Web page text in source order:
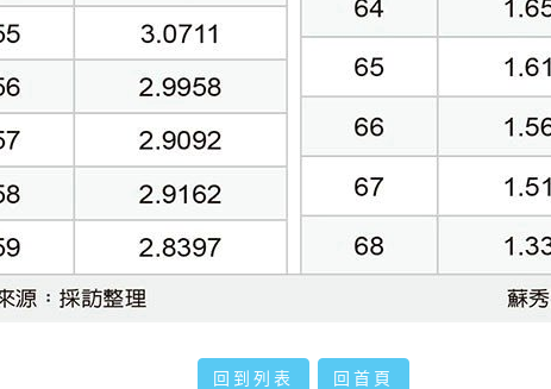
回到列表 回首頁